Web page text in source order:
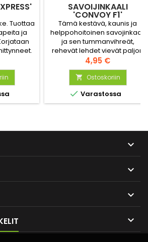
Tuottaa
ja
SAVOIJINKAALI
'CONVOY F1'
Tämä kestävä, kaunis ja
helppohoitoinen savojinkaali
ja sen tummanvihreät,
rehevät lehdet vievät paljon
tilaa kasvimaasta. Mitä tulee
savojinkaalin käyttämiseen
ruoanlaitossa, vain
mielikuvitus on rajana.
Kokeile paistaa voissa tai
gratinoi parmesaanilla!
Hinta
4,95 €
 Ostoskoriin
 Varastossa



